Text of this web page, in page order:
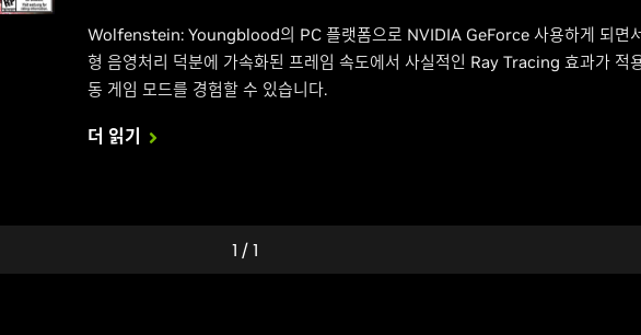
Wolfenstein: Youngblood의 PC 플랫폼으로 NVIDIA GeForce 사용하게 되면
형 음영처리 덕분에 가속화된 프레임 속도에서 사실적인 Ray Tracing 효과가 적
동 게임 모드를 경험할 수 있습니다.
더 읽기
1 / 1